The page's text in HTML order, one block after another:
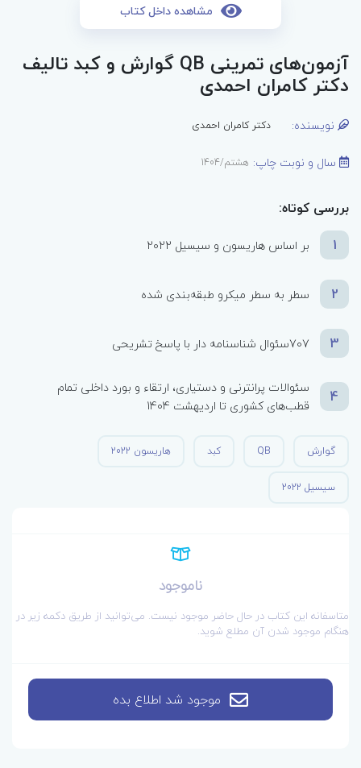
مشاهده داخل کتاب
آزمون‌های تمرینی QB گوارش و کبد تالیف
دکتر کامران احمدی
نویسنده: دکتر کامران احمدی
سال و نوبت چاپ: هشتم/1404
بررسی کوتاه:
1
بر اساس هاریسون و سیسیل 2022
2 سطر به سطر میکرو طبقه‌بندی شده
3 707سئوال شناسنامه دار با پاسخ تشریحی
4
سئوالات پرانترنی و دستیاری، ارتقاء و بورد داخلی تمام
قطب‌های کشوری تا اردیهشت 1404
گوارش QB کبد هاریسون 2022
سیسیل 2022
ناموجود
متاسفانه این کتاب در حال حاضر موجود نیست. می‌توانید از طریق دکمه زیر در
هنگام موجود شدن آن مطلع شوید.
موجود شد اطلاع بده